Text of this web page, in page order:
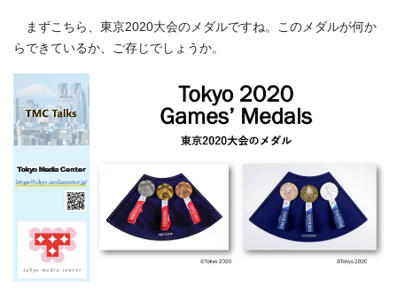
まずこちら、東京2020大会のメダルですね。このメダルが何か
らできているか、ご存じでしょうか。